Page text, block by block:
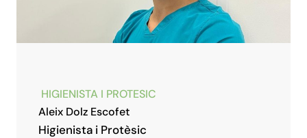
HIGIENISTA I PROTESIC
Aleix Dolz Escofet
Higienista i Protèsic